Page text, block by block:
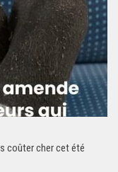
coûter cher cet été